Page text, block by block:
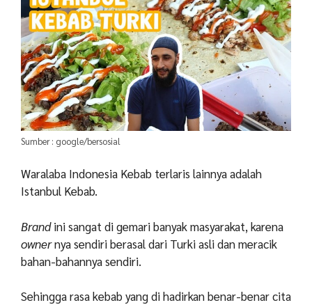
Sumber : google/bersosial
Waralaba Indonesia Kebab terlaris lainnya adalah
Istanbul Kebab.
Brandini sangat di gemari banyak masyarakat, karena
ownernya sendiri berasal dari Turki asli dan meracik
bahan-bahannya sendiri.
Sehingga rasa kebab yang di hadirkan benar-benar cita